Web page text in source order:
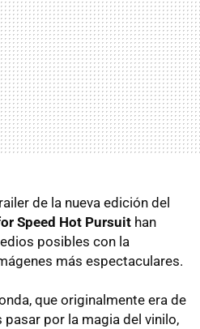
de la nueva edición del
Speed Hot Pursuit han
posibles con la
más espectaculares.
que originalmente era de
por la magia del vinilo,